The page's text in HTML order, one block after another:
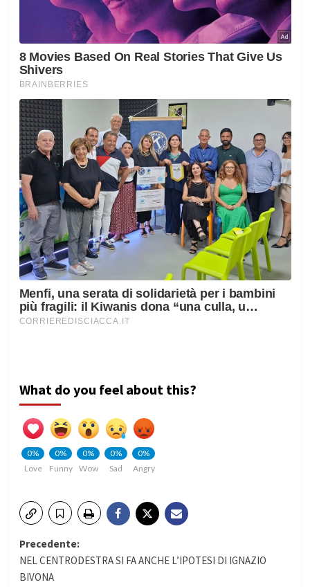
What do you feel about this?
0%
Love
0%
Funny
0%
Wow
0%
Sad
0%
Angry
Navigazione
articolo
Precedente:
NEL CENTRODESTRA SI FA ANCHE L’IPOTESI DI IGNAZIO
BIVONA